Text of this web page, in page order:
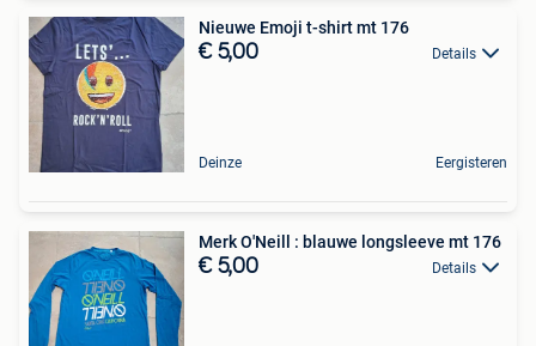
Nieuwe Emoji t-shirt mt 176
€ 5,00 Details
Deinze Eergisteren
Merk O'Neill : blauwe longsleeve mt 176
€ 5,00 Details